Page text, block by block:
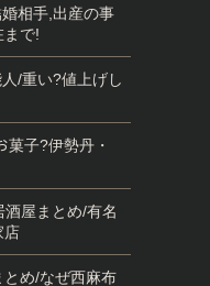
相手,出産の事
まで!
/重い?値上げし
菓子?伊勢丹・
屋まとめ/有名
店
め/なぜ西麻布